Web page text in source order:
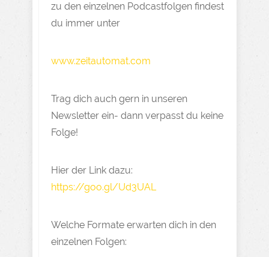
zu den einzelnen Podcastfolgen findest
du immer unter
www.zeitautomat.com
Trag dich auch gern in unseren
Newsletter ein- dann verpasst du keine
Folge!
Hier der Link dazu:
https://goo.gl/Ud3UAL
Welche Formate erwarten dich in den
einzelnen Folgen: